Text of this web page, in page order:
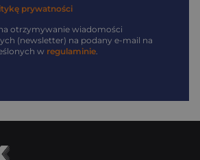
prywatności
otrzymywanie wiadomości
(newsletter) na podany e-mail na
w regulaminie.